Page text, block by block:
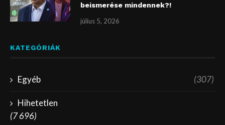
beismerése mindennek?!
július 5, 2026
KATEGÓRIÁK
Egyéb (307)
Hihetetlen
(7 696)